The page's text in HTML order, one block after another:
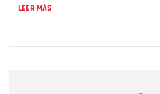
LEER MÁS